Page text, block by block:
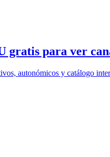
para ver
autonómicos y catálogo